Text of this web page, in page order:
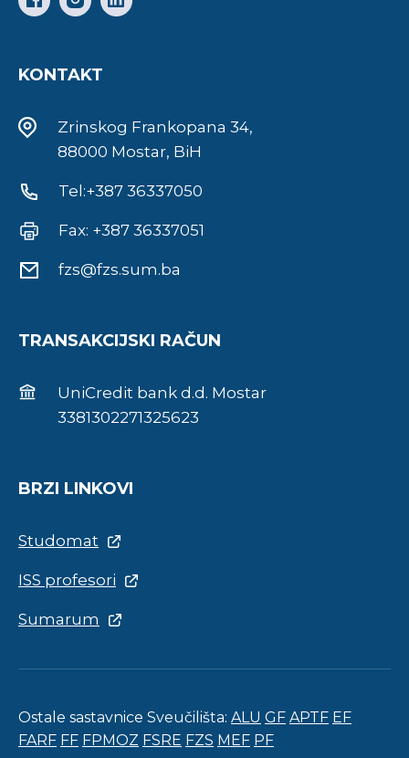
KONTAKT
Zrinskog Frankopana 34,
88000 Mostar, BiH
Tel:+387 36337050
Fax: +387 36337051
fzs@fzs.sum.ba
TRANSAKCIJSKI RAČUN
UniCredit bank d.d. Mostar
3381302271325623
BRZI LINKOVI
Studomat
ISS profesori
Sumarum
Ostale sastavnice Sveučilišta: ALU GF APTF EF
FARF FF FPMOZ FSRE FZS MEF PF